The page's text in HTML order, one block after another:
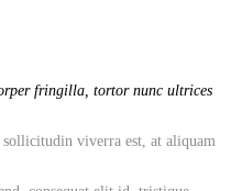
fringilla, tortor nunc ultrices
viverra est, at aliquam